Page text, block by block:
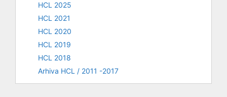
HCL 2025
HCL 2021
HCL 2020
HCL 2019
HCL 2018
Arhiva HCL / 2011 -2017